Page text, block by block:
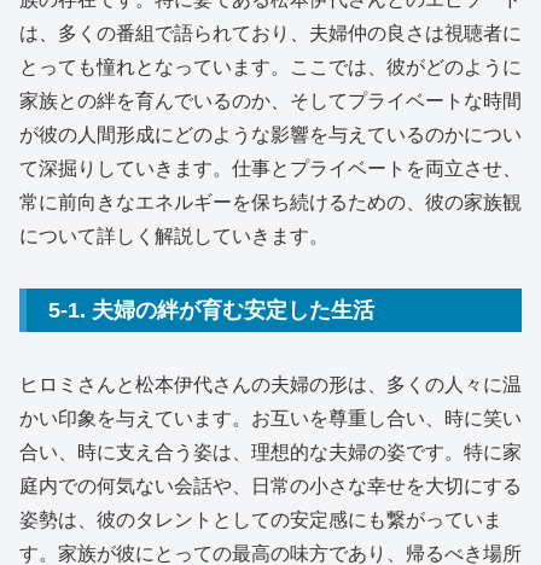
は、多くの番組で語られており、夫婦仲の良さは視聴者に
とっても憧れとなっています。ここでは、彼がどのように
家族との絆を育んでいるのか、そしてプライベートな時間
が彼の人間形成にどのような影響を与えているのかについ
て深掘りしていきます。仕事とプライベートを両立させ、
常に前向きなエネルギーを保ち続けるための、彼の家族観
について詳しく解説していきます。
5-1. 夫婦の絆が育む安定した生活
ヒロミさんと松本伊代さんの夫婦の形は、多くの人々に温
かい印象を与えています。お互いを尊重し合い、時に笑い
合い、時に支え合う姿は、理想的な夫婦の姿です。特に家
庭内での何気ない会話や、日常の小さな幸せを大切にする
姿勢は、彼のタレントとしての安定感にも繋がっていま
す。家族が彼にとっての最高の味方であり、帰るべき場所